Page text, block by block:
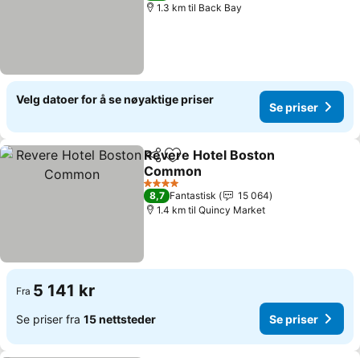
1.3 km til Back Bay
Velg datoer for å se nøyaktige priser
Se priser
Del Legg til i favoritter
Revere Hotel Boston
Common
4 Stjerner
8,7 Fantastisk
15 064
1.4 km til Quincy Market
Fra 5 141 kr
Se priser fra 15 nettsteder Se priser